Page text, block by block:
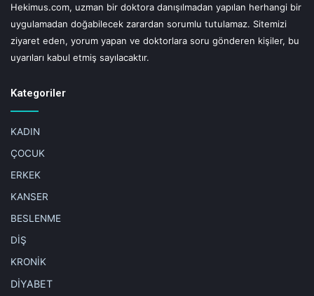
A ve C vitamini açısından zengin olan kavun, potasyum ve
kalsiyum içeriği nedeniyle çocukların kesinlikle tüketmesi
gereken bir besindir. Kolay yenebilir olması, tadı ve kokusu
nedeniyle çocuklar tarafından da tercih edilmektedir. 8-9
miktarda verilmelidir. Çocukların kavuna karşı herhangi bir
Şeker hastaları dikkat etmeli
Şeker içeriği yüksek olan kavunun aşırı tüketimi bazı
diyetisyenler tarafından belirlenmelidir. Kavun alerjisi
olanlar bu meyveden uzak durmalıdır. Kavuna karşı aşırı
seviyede alerjisi olanlarda ‘anafilaksi’ olarak bilinen şiddetli
Hekimus.com, uzman bir doktora danışılmadan yapılan herhangi bir
uygulamadan doğabilecek zarardan sorumlu tutulamaz. Sitemizi
ziyaret eden, yorum yapan ve doktorlara soru gönderen kişiler, bu
uyarıları kabul etmiş sayılacaktır.
Kategoriler
KADIN
ÇOCUK
ERKEK
KANSER
BESLENME
DİŞ
KRONİK
DİYABET